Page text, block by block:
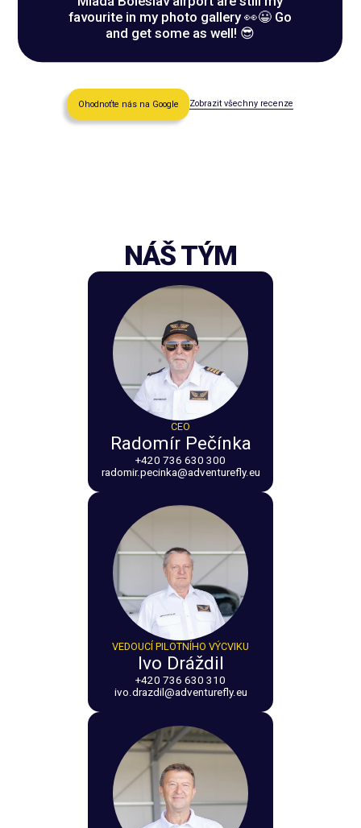
favourite in my photo gallery 👀😀 Go
and get some as well! 😎
Ohodnoťte nás na Google Zobrazit všechny recenze
NÁŠ TÝM
CEO
Radomír Pečínka
+420 736 630 300
radomir.pecinka@adventurefly.eu
VEDOUCÍ PILOTNÍHO VÝCVIKU
Ivo Dráždil
+420 736 630 310
ivo.drazdil@adventurefly.eu